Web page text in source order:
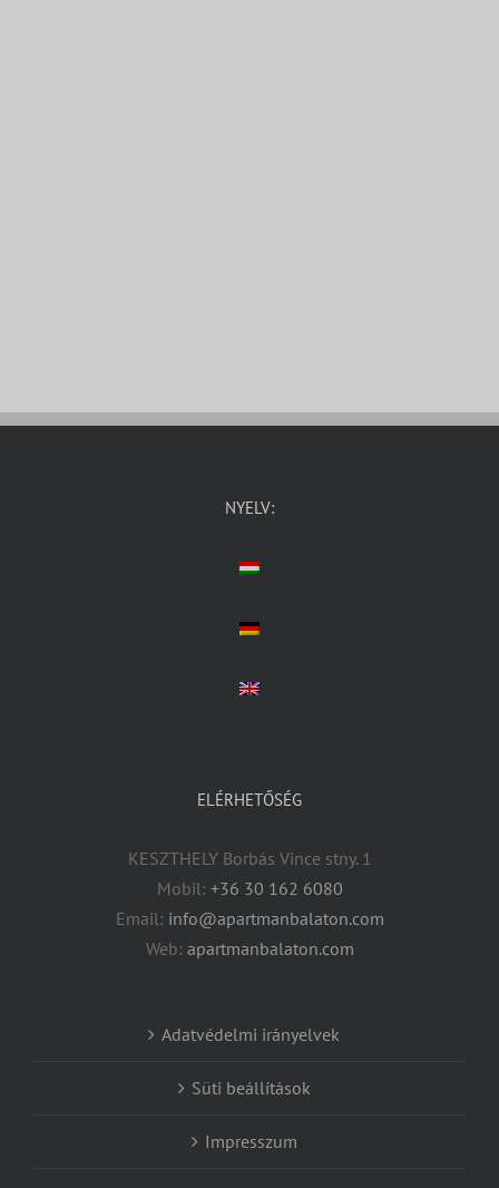
NYELV:
ELÉRHETŐSÉG
KESZTHELY Borbás Vince stny. 1
Mobil: +36 30 162 6080
Email: info@apartmanbalaton.com
Web: apartmanbalaton.com
Adatvédelmi irányelvek
Süti beállítások
Impresszum